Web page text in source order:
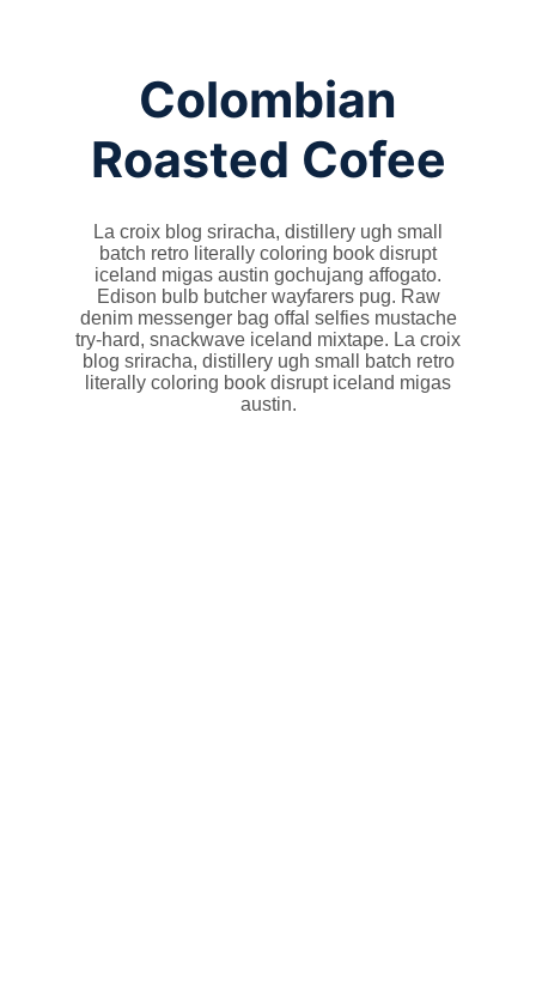
Colombian
Roasted Cofee
La croix blog sriracha, distillery ugh small
batch retro literally coloring book disrupt
iceland migas austin gochujang affogato.
Edison bulb butcher wayfarers pug. Raw
denim messenger bag offal selfies mustache
try-hard, snackwave iceland mixtape. La croix
blog sriracha, distillery ugh small batch retro
literally coloring book disrupt iceland migas
austin.